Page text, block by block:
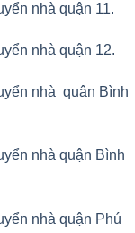
nhà quận 11.
nhà quận 12.
nhà quận Bình
nhà quận Bình
nhà quận Phú